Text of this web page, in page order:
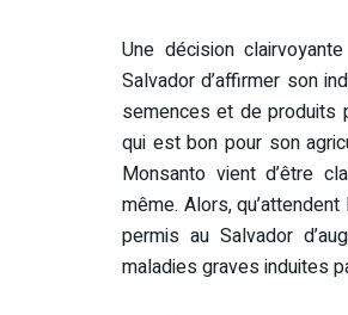
Une décision
Salvador d’affirmer son
semences et de produits
qui est bon pour son
Monsanto vient d’être
même. Alors,
permis au Salvador
maladies graves induites